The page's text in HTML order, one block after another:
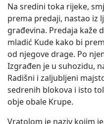
Na sredini toka rijeke,
prema predaji, nastao iz
građevina. Predaja kaže
mladić Kude kako bi
od njegove drage. Po
Izgrađen je u suhozidu,
Radišni i zaljubljeni
sedrenih blokova i isto
obje obale Krupe.
Vratolom je naziv kojim